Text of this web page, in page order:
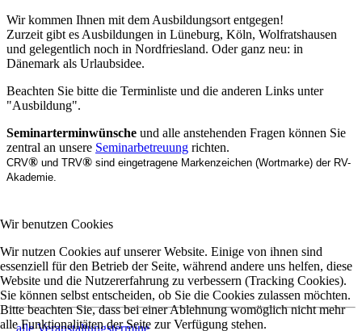
Wir kommen Ihnen mit dem Ausbildungsort entgegen!
Zurzeit gibt es Ausbildungen in Lüneburg, Köln, Wolfratshausen
und gelegentlich noch in Nordfriesland. Oder ganz neu: in
Dänemark als Urlaubsidee.
Beachten Sie bitte die Terminliste und die anderen Links unter
"Ausbildung".
Seminarterminwünsche und alle anstehenden Fragen können Sie
zentral an unsere Seminarbetreuung richten.
CRV® und TRV® sind eingetragene Markenzeichen (Wortmarke) der RV-
Akademie.
alle Veranstaltungstermine
Wir benutzen Cookies
Wir nutzen Cookies auf unserer Website. Einige von ihnen sind
essenziell für den Betrieb der Seite, während andere uns helfen, diese
Website und die Nutzererfahrung zu verbessern (Tracking Cookies).
Sie können selbst entscheiden, ob Sie die Cookies zulassen möchten.
Bitte beachten Sie, dass bei einer Ablehnung womöglich nicht mehr
alle Funktionalitäten der Seite zur Verfügung stehen.